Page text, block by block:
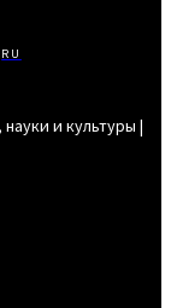
RU
и культуры |